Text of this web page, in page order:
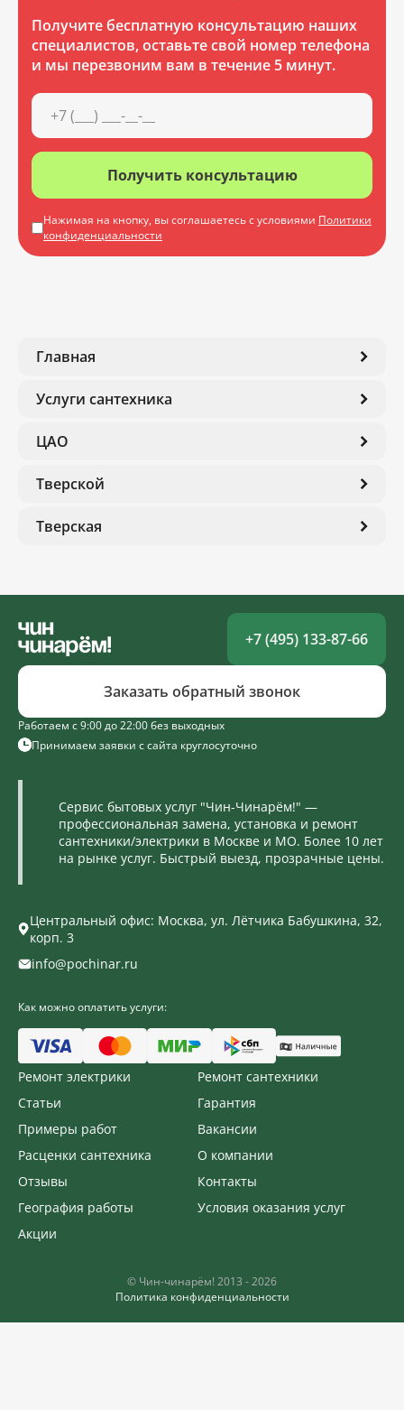
Получите бесплатную консультацию наших
специалистов, оставьте свой номер телефона
и мы перезвоним вам в течение 5 минут.
Получить консультацию
Нажимая на кнопку, вы соглашаетесь с условиями Политики
конфиденциальности
Главная
Услуги сантехника
ЦАО
Тверской
Тверская
Работаем с 9:00 до 22:00 без выходных
Принимаем заявки с сайта круглосуточно
+7 (495) 133-87-66
Заказать обратный звонок
Сервис бытовых услуг "Чин-Чинарём!" —
профессиональная замена, установка и ремонт
сантехники/электрики в Москве и МО. Более 10 лет
на рынке услуг. Быстрый выезд, прозрачные цены.
Ремонт электрики
Ремонт сантехники
Статьи
Гарантия
Примеры работ
Вакансии
Расценки сантехника
О компании
Отзывы
Контакты
География работы
Условия оказания услуг
Акции
Центральный офис: Москва, ул. Лётчика Бабушкина, 32,
корп. 3
info@pochinar.ru
Как можно оплатить услуги:
©️ Чин-чинарём! 2013 - 2026
Политика конфиденциальности